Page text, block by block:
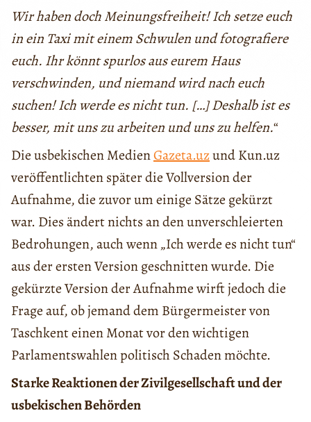
Wir haben doch Meinungsfreiheit! Ich setze euch
in ein Taxi mit einem Schwulen und fotografiere
euch. Ihr könnt spurlos aus eurem Haus
verschwinden, und niemand wird nach euch
suchen! Ich werde es nicht tun. […] Deshalb ist es
besser, mit uns zu arbeiten und uns zu helfen.“
Die usbekischen MedienGazeta.uzund Kun.uz
veröffentlichten später die Vollversion der
Aufnahme, die zuvor um einige Sätze gekürzt
war. Dies ändert nichts an den unverschleierten
Bedrohungen, auch wenn „Ich werde es nicht tun“
aus der ersten Version geschnitten wurde. Die
gekürzte Version der Aufnahme wirft jedoch die
Frage auf, ob jemand dem Bürgermeister von
Taschkent einen Monat vor den wichtigen
Parlamentswahlen politisch Schaden möchte.
Starke Reaktionen der Zivilgesellschaft und der
usbekischen Behörden